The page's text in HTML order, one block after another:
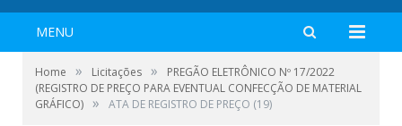
MENU
Home » Licitações »
PREGÃO ELETRÔNICO Nº 17/2022
(REGISTRO DE PREÇO PARA EVENTUAL CONFECÇÃO DE MATERIAL
GRÁFICO) » ATA DE REGISTRO DE PREÇO (19)